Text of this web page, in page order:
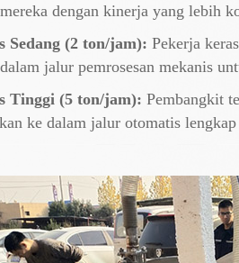
dengan kinerja yang lebih
Sedang (2 ton/jam): Pekerja
jalur pemrosesan mekanis
Tinggi (5 ton/jam): Pembangkit
ke dalam jalur otomatis